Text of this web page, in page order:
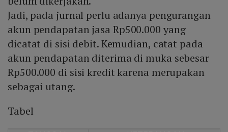
Jadi, pada jurnal perlu adanya pengurangan
akun pendapatan jasa Rp500.000 yang
dicatat di sisi debit. Kemudian, catat pada
akun pendapatan diterima di muka sebesar
Rp500.000 di sisi kredit karena merupakan
sebagai utang.
Tabel